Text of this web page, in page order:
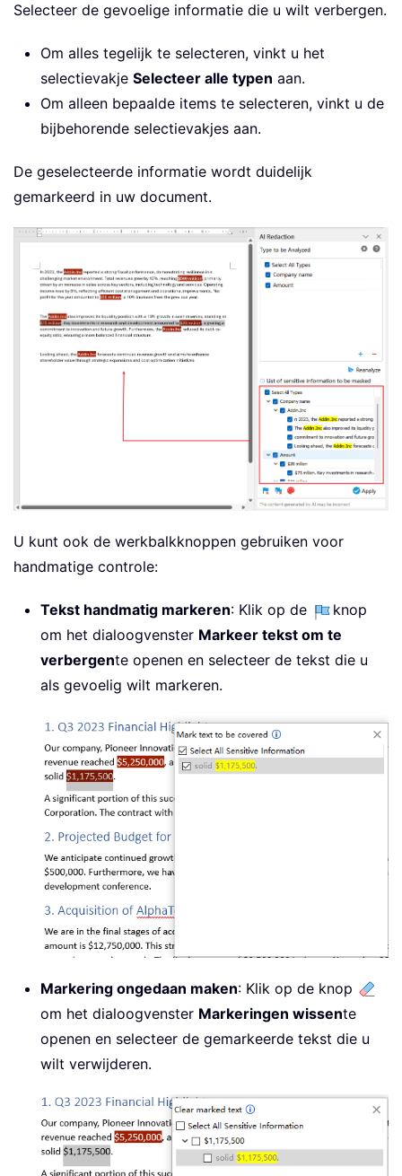
Selecteer de gevoelige informatie die u wilt verbergen.
Om alles tegelijk te selecteren, vinkt u het
selectievakje Selecteer alle typen aan.
Om alleen bepaalde items te selecteren, vinkt u de
bijbehorende selectievakjes aan.
De geselecteerde informatie wordt duidelijk
gemarkeerd in uw document.
U kunt ook de werkbalkknoppen gebruiken voor
handmatige controle:
Tekst handmatig markeren: Klik op de
knop
om het dialoogvenster Markeer tekst om te
verbergente openen en selecteer de tekst die u
als gevoelig wilt markeren.
Markering ongedaan maken: Klik op de knop
om het dialoogvenster Markeringen wissente
openen en selecteer de gemarkeerde tekst die u
wilt verwijderen.